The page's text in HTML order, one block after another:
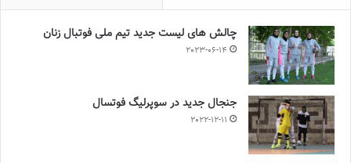
چالش هاى ليست جدید تيم ملى فوتبال زنان
2023-06-14
جنجال جدید در سوپرلیگ فوتسال
2022-12-11